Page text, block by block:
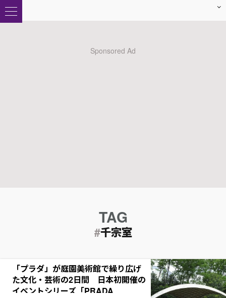
千宗室
「プラダ」が庭園美術館で繰り広げ
た文化・芸術の2日間 日本初開催の
イベントシリーズ「PRADA